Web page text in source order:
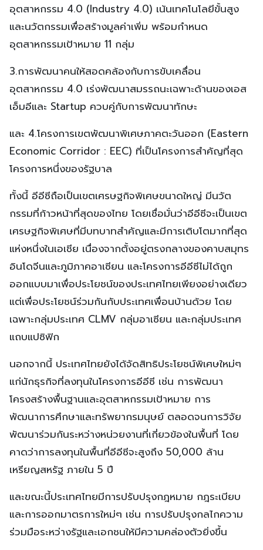
อุตสาหกรรม 4.0 (Industry 4.0) เน้นเทคโนโลยีขั้นสูง
และนวัตกรรมเพื่อสร้างมูลค่าเพิ่ม พร้อมกำหนด
อุตสาหกรรมเป้าหมาย 11 กลุ่ม
3.การพัฒนาคนให้สอดคล้องกับการขับเคลื่อน
อุตสาหกรรม 4.0 เร่งพัฒนาสมรรถนะเฉพาะด้านของเอส
เอ็มอีและ Startup ควบคู่กับการพัฒนาทักษะ
และ 4.โครงการเขตพัฒนาพิเศษภาคตะวันออก (Eastern
Economic Corridor : EEC) ที่เป็นโครงการสำคัญที่สุด
โครงการหนึ่งของรัฐบาล
ทั้งนี้ อีอีซีถือเป็นเขตเศรษฐกิจพิเศษขนาดใหญ่ มีนวัต
กรรมที่ก้าวหน้าที่สุดของไทย โดยเชื่อมั่นว่าอีอีซีจะเป็นเขต
เศรษฐกิจพิเศษที่มีบทบาทสำคัญและมีการเติบโตมากที่สุด
แห่งหนึ่งในเอเชีย เนื่องจากตั้งอยู่ตรงกลางของคาบสมุทร
อินโดจีนและภูมิภาคอาเซียน และโครงการอีอีซีไม่ได้ถูก
ออกแบบมาเพื่อประโยชน์ของประเทศไทยเพียงอย่างเดียว
แต่เพื่อประโยชน์ร่วมกันกับประเทศเพื่อนบ้านด้วย โดย
เฉพาะกลุ่มประเทศ CLMV กลุ่มอาเซียน และกลุ่มประเทศ
แถบแปซิฟิก
นอกจากนี้ ประเทศไทยยังได้จัดสิทธิประโยชน์พิเศษใหม่ๆ
แก่นักธุรกิจที่ลงทุนในโครงการอีอีซี เช่น การพัฒนา
โครงสร้างพื้นฐานและอุตสาหกรรมเป้าหมาย การ
พัฒนาการศึกษาและทรัพยากรมนุษย์ ตลอดจนการวิจัย
พัฒนาร่วมกันระหว่างหน่วยงานที่เกี่ยวข้องในพื้นที่ โดย
คาดว่าการลงทุนในพื้นที่อีอีซีจะสูงถึง 50,000 ล้าน
เหรียญสหรัฐ ภายใน 5 ปี
และขณะนี้ประเทศไทยมีการปรับปรุงกฎหมาย กฎระเบียบ
และการออกมาตรการใหม่ๆ เช่น การปรับปรุงกลไกความ
ร่วมมือระหว่างรัฐและเอกชนให้มีความคล่องตัวยิ่งขึ้น